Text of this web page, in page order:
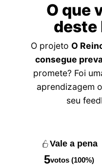
O que
deste
O projeto O
consegue
promete? Foi
aprendizagem
seu
Vale a pena
5votos (100%)